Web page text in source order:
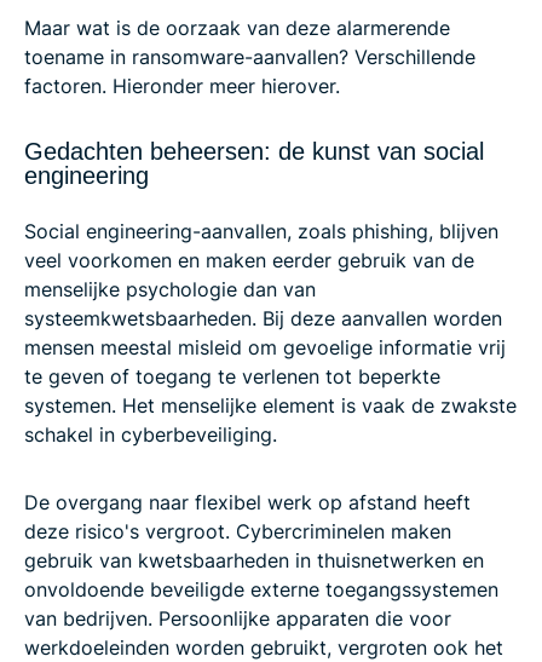
Maar wat is de oorzaak van deze alarmerende
toename in ransomware-aanvallen? Verschillende
factoren. Hieronder meer hierover.
Gedachten beheersen: de kunst van social
engineering
Social engineering-aanvallen, zoals phishing, blijven
veel voorkomen en maken eerder gebruik van de
menselijke psychologie dan van
systeemkwetsbaarheden. Bij deze aanvallen worden
mensen meestal misleid om gevoelige informatie vrij
te geven of toegang te verlenen tot beperkte
systemen. Het menselijke element is vaak de zwakste
schakel in cyberbeveiliging.
De overgang naar flexibel werk op afstand heeft
deze risico's vergroot. Cybercriminelen maken
gebruik van kwetsbaarheden in thuisnetwerken en
onvoldoende beveiligde externe toegangssystemen
van bedrijven. Persoonlijke apparaten die voor
werkdoeleinden worden gebruikt, vergroten ook het